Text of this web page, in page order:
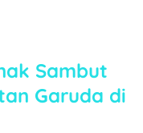
Sambut
Garuda di